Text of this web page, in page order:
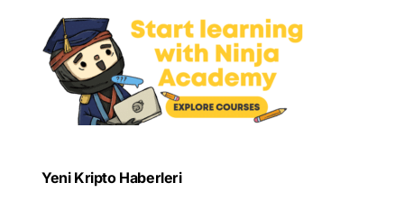
Yeni Kripto Haberleri